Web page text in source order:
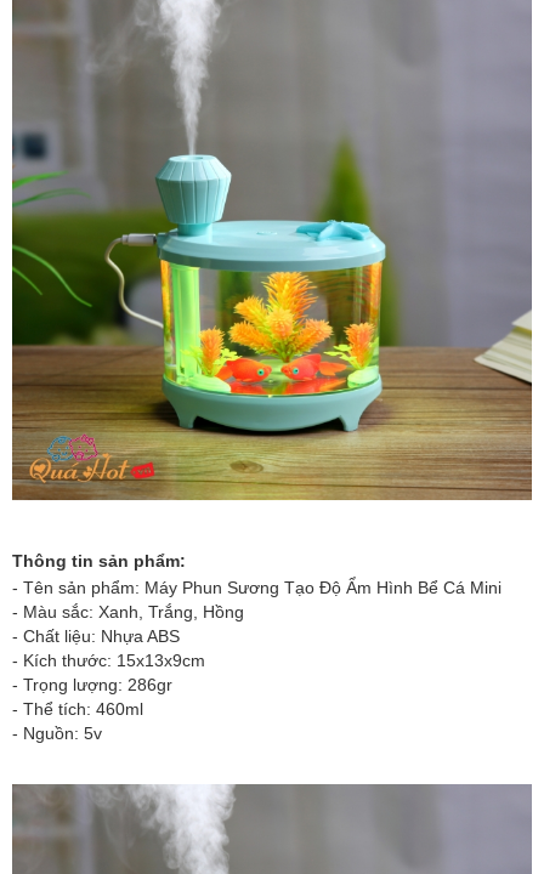
Thông tin sản phẩm:
- Tên sản phẩm: Máy Phun Sương Tạo Độ Ẩm Hình Bể Cá Mini
- Màu sắc: Xanh, Trắng, Hồng
- Chất liệu: Nhựa ABS
- Kích thước: 15x13x9cm
- Trọng lượng: 286gr
- Thể tích: 460ml
- Nguồn: 5v